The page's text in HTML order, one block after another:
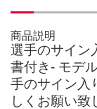
商品説明
選手のサイン
書付き- モデ
手のサイン入
しくお願い致